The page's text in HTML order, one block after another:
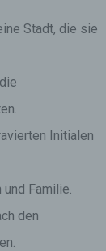
Stadt, die sie
Initialen
und Familie.
den